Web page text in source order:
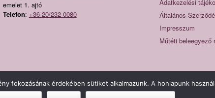
emelet 1. ajtó
Telefon: +36-20/232-0080
Adatkezelési
Általános
Impresszum
Műtéti beleegyező
fokozásának érdekében sütiket alkalmazunk. A honlapunk